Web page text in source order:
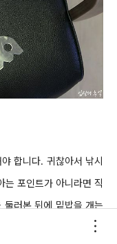
합니다. 귀찮아서 낚시
는 포인트가 아니라면 직
둘러본 뒤에 밑밥을 개는
행여나 낚시점에서 밑밥을